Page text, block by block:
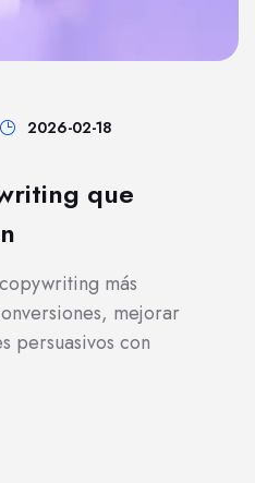
2026-02-18
que
más
mejorar
persuasivos con